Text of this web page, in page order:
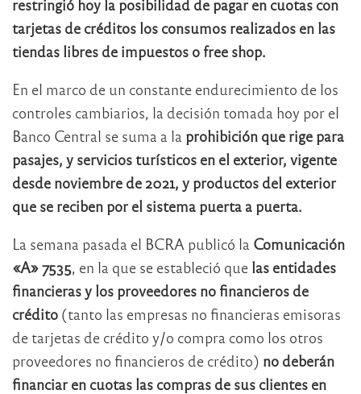
restringió hoy la posibilidad de pagar en cuotas con
tarjetas de créditos los consumos realizados en las
tiendas libres de impuestos o free shop.
En el marco de un constante endurecimiento de los
controles cambiarios, la decisión tomada hoy por el
Banco Central se suma a la prohibición que rige para
pasajes, y servicios turísticos en el exterior, vigente
desde noviembre de 2021, y productos del exterior
que se reciben por el sistema puerta a puerta.
La semana pasada el BCRA publicó la Comunicación
«A» 7535, en la que se estableció que las entidades
financieras y los proveedores no financieros de
crédito (tanto las empresas no financieras emisoras
de tarjetas de crédito y/o compra como los otros
proveedores no financieros de crédito) no deberán
financiar en cuotas las compras de sus clientes en